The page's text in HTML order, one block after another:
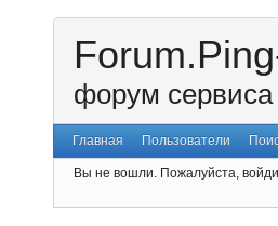
форум сервиса
Главная Пользователи
Вы не вошли. Пожалуйста,